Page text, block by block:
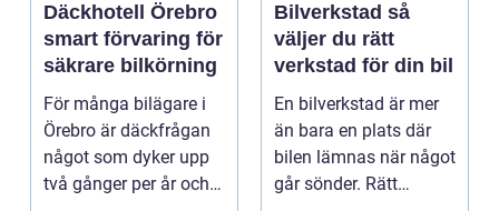
Däckhotell Örebro
smart förvaring för
säkrare bilkörning
För många bilägare i
Örebro är däckfrågan
något som dyker upp
två gånger per år och
Bilverkstad så
väljer du rätt
verkstad för din bil
En bilverkstad är mer
än bara en plats där
bilen lämnas när något
går sönder. Rätt